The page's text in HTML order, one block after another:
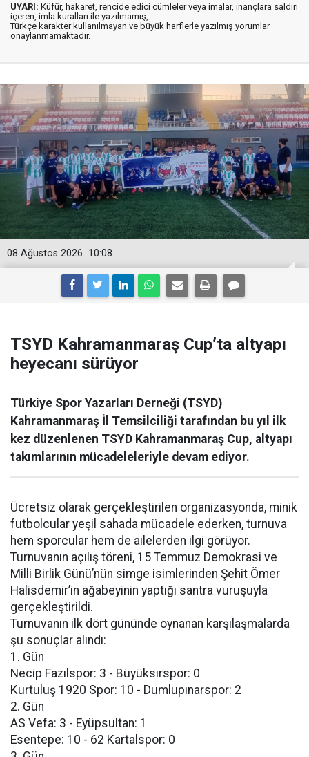
UYARI: Küfür, hakaret, rencide edici cümleler veya imalar, inançlara saldırı
içeren, imla kuralları ile yazılmamış,
Türkçe karakter kullanılmayan ve büyük harflerle yazılmış yorumlar
onaylanmamaktadır.
10:08
08 Ağustos 2026
TSYD Kahramanmaraş Cup’ta altyapı
heyecanı sürüyor
Türkiye Spor Yazarları Derneği (TSYD)
Kahramanmaraş İl Temsilciliği tarafından bu yıl ilk
kez düzenlenen TSYD Kahramanmaraş Cup, altyapı
takımlarının mücadeleleriyle devam ediyor.
Ücretsiz olarak gerçekleştirilen organizasyonda, minik
futbolcular yeşil sahada mücadele ederken, turnuva
hem sporcular hem de ailelerden ilgi görüyor.
Turnuvanın açılış töreni, 15 Temmuz Demokrasi ve
Milli Birlik Günü’nün simge isimlerinden Şehit Ömer
Halisdemir’in ağabeyinin yaptığı santra vuruşuyla
gerçekleştirildi.
Turnuvanın ilk dört gününde oynanan karşılaşmalarda
şu sonuçlar alındı:
1. Gün
Necip Fazılspor: 3 - Büyüksırspor: 0
Kurtuluş 1920 Spor: 10 - Dumlupınarspor: 2
2. Gün
AS Vefa: 3 - Eyüpsultan: 1
Esentepe: 10 - 62 Kartalspor: 0